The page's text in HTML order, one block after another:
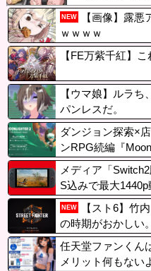
NEW
【画像】露悪
ｗｗｗｗ
【FE万紫千紅】
【ウマ娘】ルラ
パンレスだ。
ダンジョン探索×
ンRPG続編『
発売決定、
メディア「
S込みで最大1440p
NEW
【スト6】竹
の時期がおかしい
が変わるほどの調
趣旨が一貫してな
任天堂ファンくん
メリット何もない